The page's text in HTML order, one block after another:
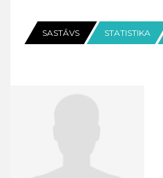
SASTĀVS STATISTIKA